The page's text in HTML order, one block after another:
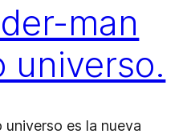
man
universo.
universo es la nueva